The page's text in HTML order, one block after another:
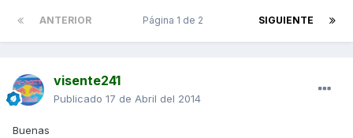
ANTERIOR SIGUIENTE
Página 1 de 2
visente241
Publicado 17 de Abril del 2014
Buenas